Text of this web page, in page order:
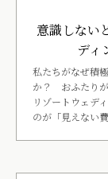
意識しない
ディ
私たちがなぜ積
か？ おふたりが
リゾートウェデ
のが「見えない